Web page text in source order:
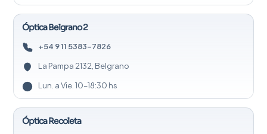
Óptica Belgrano 2
+54 9 11 5383-7826
La Pampa 2132, Belgrano
Lun. a Vie. 10–18:30 hs
Óptica Recoleta